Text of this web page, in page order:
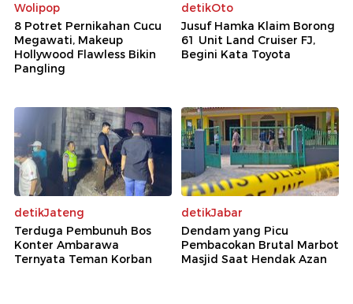
Wolipop
8 Potret Pernikahan Cucu
Megawati, Makeup
Hollywood Flawless Bikin
Pangling
detikOto
Jusuf Hamka Klaim Borong
61 Unit Land Cruiser FJ,
Begini Kata Toyota
detikJateng
Terduga Pembunuh Bos
Konter Ambarawa
Ternyata Teman Korban
detikJabar
Dendam yang Picu
Pembacokan Brutal Marbot
Masjid Saat Hendak Azan